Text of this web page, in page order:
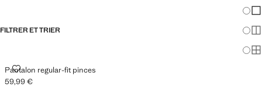
FILTRER ET TRIER
Pantalon regular-fit pinces
PANTALON REGULAR-FIT PINCES
Prix actuel [59,99 € ]
59,99 €